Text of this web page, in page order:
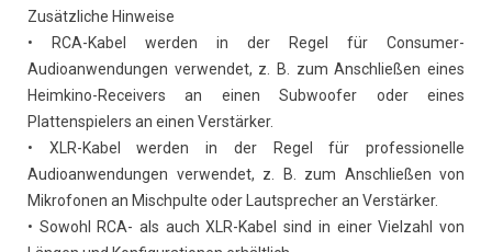
Zusätzliche Hinweise
• RCA-Kabel werden in der Regel für Consumer-
Audioanwendungen verwendet, z. B. zum Anschließen eines
Heimkino-Receivers an einen Subwoofer oder eines
Plattenspielers an einen Verstärker.
• XLR-Kabel werden in der Regel für professionelle
Audioanwendungen verwendet, z. B. zum Anschließen von
Mikrofonen an Mischpulte oder Lautsprecher an Verstärker.
• Sowohl RCA- als auch XLR-Kabel sind in einer Vielzahl von